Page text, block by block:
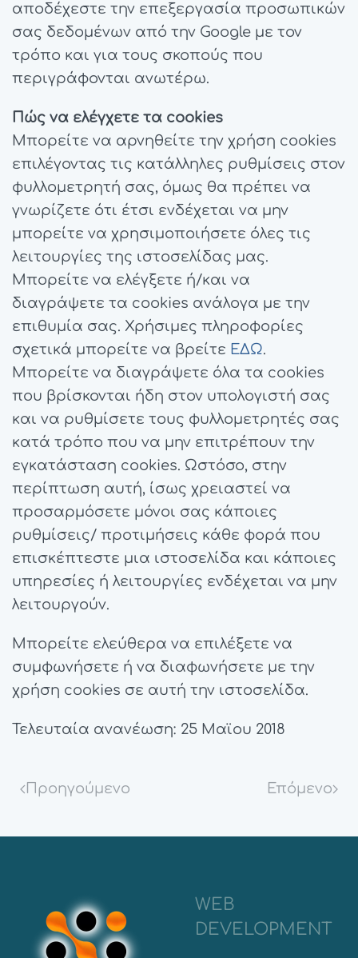
αποδέχεστε την επεξεργασία προσωπικών
σας δεδομένων από την Google με τον
τρόπο και για τους σκοπούς που
περιγράφονται ανωτέρω.
Πώς να ελέγχετε τα cookies
Μπορείτε να αρνηθείτε την χρήση cookies
επιλέγοντας τις κατάλληλες ρυθμίσεις στον
φυλλομετρητή σας, όμως θα πρέπει να
γνωρίζετε ότι έτσι ενδέχεται να μην
μπορείτε να χρησιμοποιήσετε όλες τις
λειτουργίες της ιστοσελίδας μας.
Μπορείτε να ελέγξετε ή/και να
διαγράψετε τα cookies ανάλογα με την
επιθυμία σας. Χρήσιμες πληροφορίες
σχετικά μπορείτε να βρείτε ΕΔΩ.
Μπορείτε να διαγράψετε όλα τα cookies
που βρίσκονται ήδη στον υπολογιστή σας
και να ρυθμίσετε τους φυλλομετρητές σας
κατά τρόπο που να μην επιτρέπουν την
εγκατάσταση cookies. Ωστόσο, στην
περίπτωση αυτή, ίσως χρειαστεί να
προσαρμόσετε μόνοι σας κάποιες
ρυθμίσεις/ προτιμήσεις κάθε φορά που
επισκέπτεστε μια ιστοσελίδα και κάποιες
υπηρεσίες ή λειτουργίες ενδέχεται να μην
λειτουργούν.
Μπορείτε ελεύθερα να επιλέξετε να
συμφωνήσετε ή να διαφωνήσετε με την
χρήση cookies σε αυτή την ιστοσελίδα.
Τελευταία ανανέωση: 25 Μαϊου 2018
Προηγούμενο Επόμενο
WEB
DEVELOPMENT